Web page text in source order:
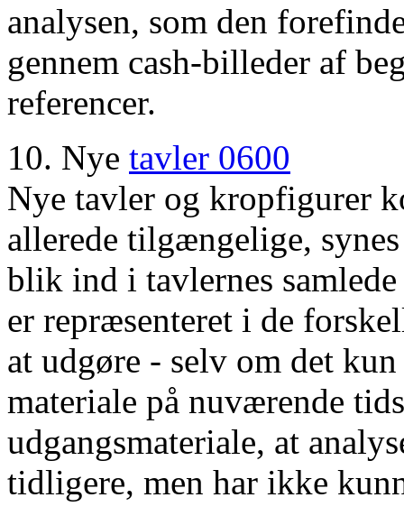
analysen, som den
gennem cash-billeder af
referencer.
10. Nye tavler 0600
Nye tavler og kropfigurer
allerede tilgængelige,
blik ind i tavlernes
er repræsenteret i de
at udgøre - selv om det
materiale på nuværende
udgangsmateriale, at
tidligere, men har ikke